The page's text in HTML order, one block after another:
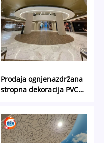
Prodaja ognjenazdržana
stropna dekoracija PVC
metalna rastegnuta strop
za trgovački centar